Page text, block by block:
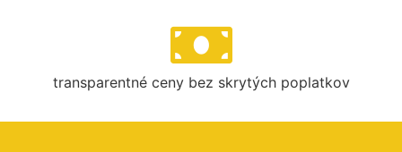
transparentné ceny bez skrytých poplatkov